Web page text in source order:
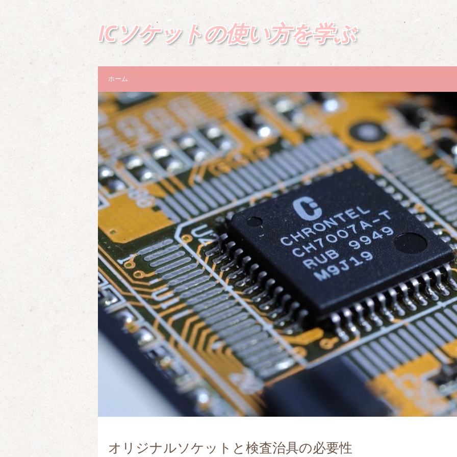
ICソケットの使い方を学ぶ
ホーム
オリジナルソケットと検査治具の必要性